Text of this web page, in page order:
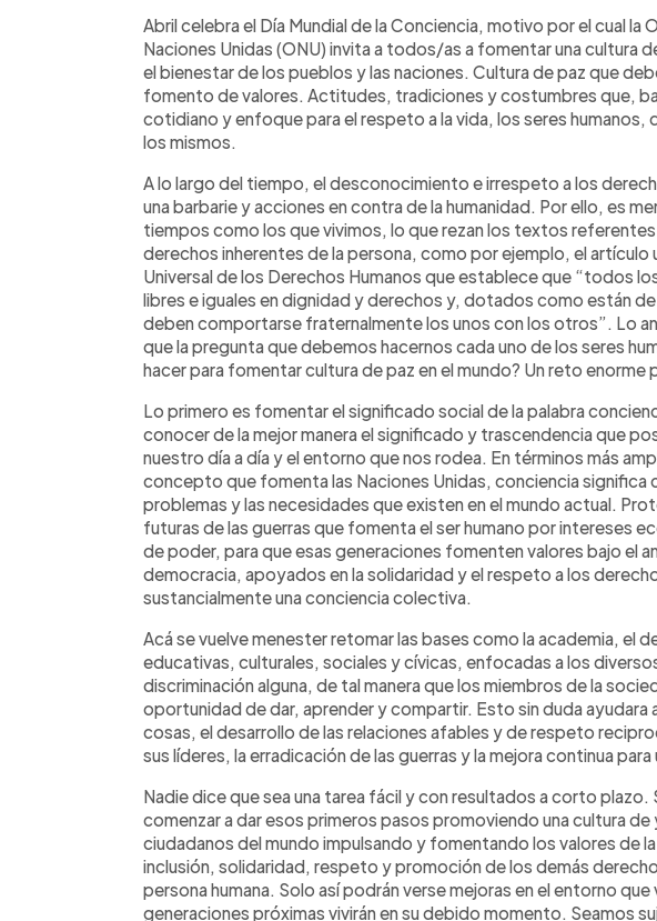
► Escuchar artículo
Abril celebra el Día Mundial de la Conciencia, motivo por el cual la
Naciones Unidas (ONU) invita a todos/as a fomentar una cultura
el bienestar de los pueblos y las naciones. Cultura de paz que
fomento de valores. Actitudes, tradiciones y costumbres que,
cotidiano y enfoque para el respeto a la vida, los seres humanos,
los mismos.
A lo largo del tiempo, el desconocimiento e irrespeto a los
una barbarie y acciones en contra de la humanidad. Por ello, es
tiempos como los que vivimos, lo que rezan los textos referentes
derechos inherentes de la persona, como por ejemplo, el artículo
Universal de los Derechos Humanos que establece que “todos
libres e iguales en dignidad y derechos y, dotados como están
deben comportarse fraternalmente los unos con los otros”. Lo
que la pregunta que debemos hacernos cada uno de los seres
hacer para fomentar cultura de paz en el mundo? Un reto enorme
Lo primero es fomentar el significado social de la palabra
conocer de la mejor manera el significado y trascendencia que
nuestro día a día y el entorno que nos rodea. En términos más
concepto que fomenta las Naciones Unidas, conciencia significa
problemas y las necesidades que existen en el mundo actual.
futuras de las guerras que fomenta el ser humano por intereses
de poder, para que esas generaciones fomenten valores bajo el
democracia, apoyados en la solidaridad y el respeto a los
sustancialmente una conciencia colectiva.
Acá se vuelve menester retomar las bases como la academia, el
educativas, culturales, sociales y cívicas, enfocadas a los
discriminación alguna, de tal manera que los miembros de la
oportunidad de dar, aprender y compartir. Esto sin duda ayudara
cosas, el desarrollo de las relaciones afables y de respeto
sus líderes, la erradicación de las guerras y la mejora continua
Nadie dice que sea una tarea fácil y con resultados a corto plazo.
comenzar a dar esos primeros pasos promoviendo una cultura
ciudadanos del mundo impulsando y fomentando los valores de
inclusión, solidaridad, respeto y promoción de los demás
persona humana. Solo así podrán verse mejoras en el entorno
generaciones próximas vivirán en su debido momento. Seamos